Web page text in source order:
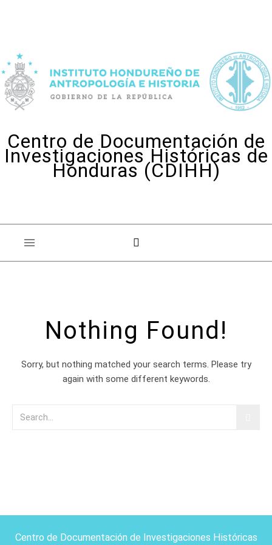
Centro de Documentación de
Investigaciones Históricas de
Honduras (CDIHH)
Nothing Found!
Sorry, but nothing matched your search terms. Please try
again with some different keywords.
Centro de Documentación de Investigaciones Históricas